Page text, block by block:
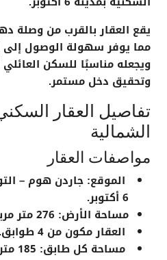
يقع العقار بالقرب من وصلة
مما يوفر سهولة الوصول إلى
ويجعله مناسبًا للسكن العائلي
وتحقيق دخل مستمر.
تفاصيل العقار
الشمالية
مواصفات العقار
الموقع: جاردن هوم –
6 أكتوبر.
مساحة الأرض: 276 متر مربع
العقار مكون من 4 طوابق
.
مساحة كل طابق: 185 متر مربع